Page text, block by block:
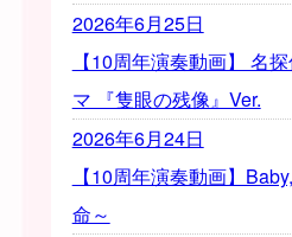
2026年6月25日
【10周年演奏動画】 名
マ 『隻眼の残像』Ver.
2026年6月24日
【10周年演奏動画】
命～